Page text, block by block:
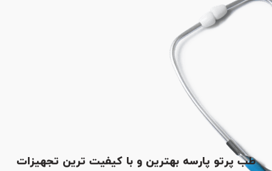
طب پرتو پارسه بهترین و با کیفیت ترین تجهیزات